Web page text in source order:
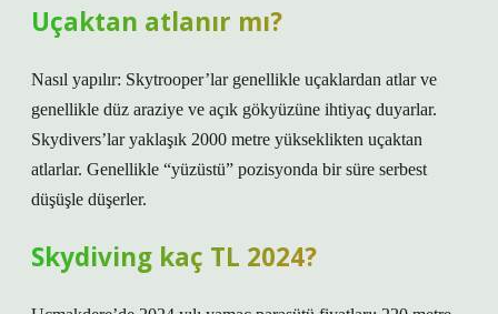
Uçaktan atlanır mı?
Nasıl yapılır: Skytrooper’lar genellikle uçaklardan atlar ve
genellikle düz araziye ve açık gökyüzüne ihtiyaç duyarlar.
Skydivers’lar yaklaşık 2000 metre yükseklikten uçaktan
atlarlar. Genellikle “yüzüstü” pozisyonda bir süre serbest
düşüşle düşerler.
Skydiving kaç TL 2024?